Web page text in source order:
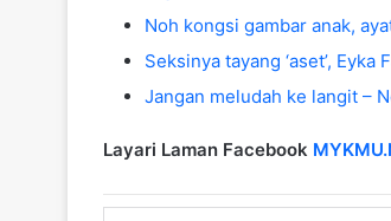
Noh kongsi gambar anak,
Seksinya tayang ‘aset’, Eyka
Jangan meludah ke langit –
Layari Laman Facebook